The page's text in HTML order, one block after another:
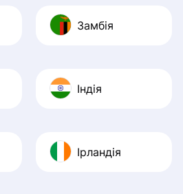
Замбія
Індія
Ірландія